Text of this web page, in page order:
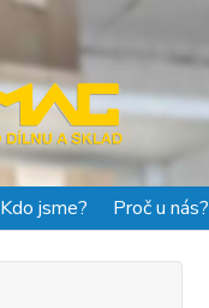
Kdo jsme? Proč u nás?